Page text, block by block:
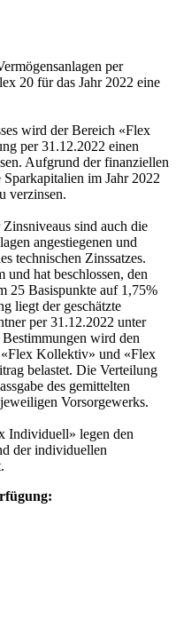
per
20 für das Jahr 2022 eine
wird der Bereich «Flex
per 31.12.2022 einen
Aufgrund der finanziellen
im Jahr 2022
verzinsen.
sind auch die
angestiegenen und
technischen Zinssatzes.
und hat beschlossen, den
25 Basispunkte auf 1,75%
liegt der geschätzte
per 31.12.2022 unter
Bestimmungen wird den
Kollektiv» und «Flex
belastet. Die Verteilung
des gemittelten
Vorsorgewerks.
Individuell» legen den
der individuellen